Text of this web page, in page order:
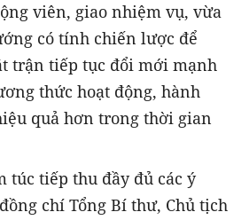
viên, giao nhiệm vụ, vừa
có tính chiến lược để
trận tiếp tục đổi mới mạnh
thức hoạt động, hành
quả hơn trong thời gian
túc tiếp thu đầy đủ các ý
chí Tổng Bí thư, Chủ tịch